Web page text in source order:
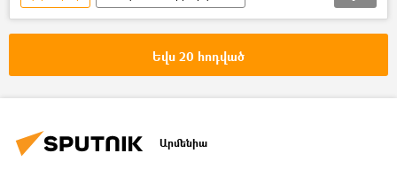
Նիկոլ Փաշինյան
Սամվել Կարապետյան
Հայ Առաքելական Եկեղեցի
Մարիա Զախարովա
Տեսանյութեր
Եվս 20 հոդված
Արմենիա